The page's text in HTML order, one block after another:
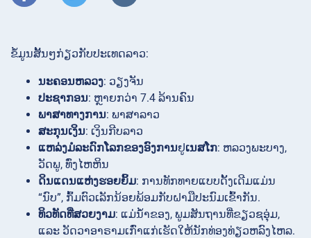
ຂໍ້ມູນສັ້ນໆກ່ຽວກັບປະເທດລາວ:
ນະຄອນຫລວງ: ວຽງຈັນ
ປະຊາກອນ: ຫຼາຍກວ່າ 7.4 ລ້ານຄົນ
ພາສາທາງການ: ພາສາລາວ
ສະກຸນເງິນ: ເງິນກີບລາວ
ແຫລ່ງມໍລະດົກໂລກຂອງອົງການຢູເນສໂກ: ຫລວງພະບາງ,
ວັດພູ, ທົ່ງໄຫຫິນ
ດິນແດນແຫ່ງຮອຍຍິ້ມ: ການທັກທາຍແບບດັ້ງເດີມແມ່ນ
“ນົບ”, ກົ້ມຕົວເລັກນ້ອຍພ້ອມກັບຝາມືປະນົມເຂົ້າກັນ.
ທິວທັດທີ່ສວຍງາມ: ແມ່ນ້ຳຂອງ, ພູມສັນຖານທີ່ຂຽວຊອຸ່ມ,
ແລະ ວັດວາອາຣາມເກົ່າແກ່ເຮັດໃຫ້ນັກທ່ອງທ່ຽວຫລົງໄຫລ.